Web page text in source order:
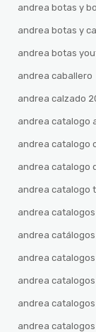
andrea botas y
andrea botas y
andrea botas
andrea caballero
andrea calzado
andrea catalogo
andrea catalogo
andrea catalogo
andrea catalogo
andrea catalogos
andrea
andrea
andrea
andrea catalogos
andrea